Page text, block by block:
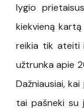
lygio
kiekvieną
reikia tik ateiti
užtrunka apie
Dažniausiai,
tai pašneki su